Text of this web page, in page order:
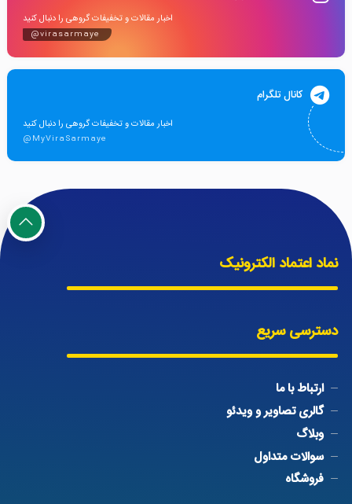
اخبار مقالات و تخفیفات گروهی را دنبال کنید
@virasarmaye
کانال تلگرام
اخبار مقالات و تخفیفات گروهی را دنبال کنید
@MyViraSarmaye
نماد اعتماد الکترونیک
دسترسی سریع
ارتباط با ما
گالری تصاویر و ویدئو
وبلاگ
سوالات متداول
فروشگاه